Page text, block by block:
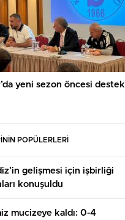
yeni sezon öncesi destek
POPÜLERLERİ
gelişmesi için işbirliği
konuşuldu
mucizeye kaldı: 0-4